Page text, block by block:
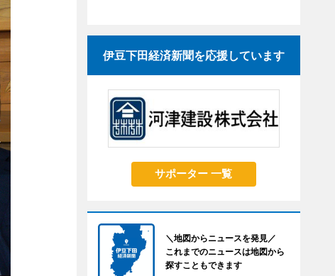
伊豆下田経済新聞を応援しています
サポーター 一覧
＼地図からニュースを発見／
これまでのニュースは地図から
探すこともできます